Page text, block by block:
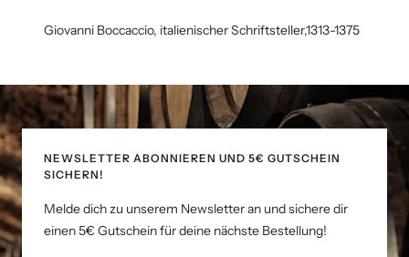
Giovanni Boccaccio, italienischer Schriftsteller,1313-1375
NEWSLETTER ABONNIEREN UND 5€ GUTSCHEIN
SICHERN!
Melde dich zu unserem Newsletter an und sichere dir
einen 5€ Gutschein für deine nächste Bestellung!